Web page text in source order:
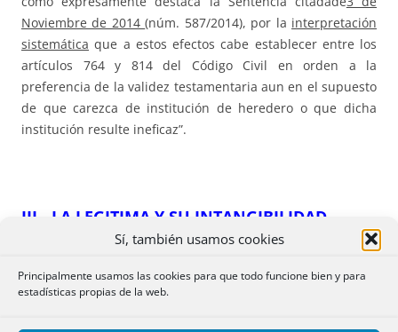
Sí, también usamos cookies
Principalmente usamos las cookies para que todo funcione bien y para
estadísticas propias de la web.
Noviembre de 2014(núm. 587/2014), por la interpretación
sistemática que a estos efectos cabe establecer entre los
artículos 764 y 814 del Código Civil en orden a la
preferencia de la validez testamentaria aun en el supuesto
de que carezca de institución de heredero o que dicha
institución resulte ineficaz”.
III.- LA LEGITIMA Y SU INTANGIBILIDAD
realizar un análisis exhaustivo sobre la legitima, partiendo
de que según la Jurisprudencia de la Sala procede